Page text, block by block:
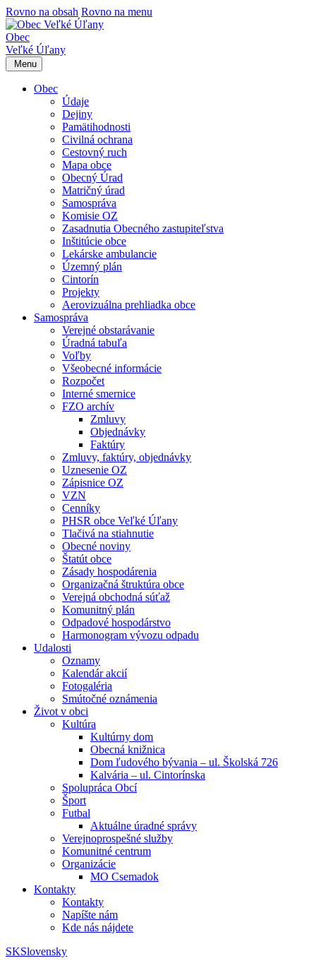
Rovno na obsah Rovno na menu
Obec
Veľké Úľany
Menu
Obec
Údaje
Dejiny
Pamätihodnosti
Civilná ochrana
Cestovný ruch
Mapa obce
Obecný Úrad
Matričný úrad
Samospráva
Komisie OZ
Zasadnutia Obecného zastupiteľstva
Inštitúcie obce
Lekárske ambulancie
Územný plán
Cintorín
Projekty
Aerovizuálna prehliadka obce
Samospráva
Verejné obstarávanie
Úradná tabuľa
Voľby
Všeobecné informácie
Rozpočet
Interné smernice
FZO archív
Zmluvy
Objednávky
Faktúry
Zmluvy, faktúry, objednávky
Uznesenie OZ
Zápisnice OZ
VZN
Cenníky
PHSR obce Veľké Úľany
Tlačivá na stiahnutie
Obecné noviny
Štatút obce
Zásady hospodárenia
Organizačná štruktúra obce
Verejná obchodná súťaž
Komunitný plán
Odpadové hospodárstvo
Harmonogram vývozu odpadu
Udalosti
Oznamy
Kalendár akcií
Fotogaléria
Smútočné oznámenia
Život v obci
Kultúra
Kultúrny dom
Obecná knižnica
Dom ľudového bývania – ul. Školská 726
Kalvária – ul. Cintorínska
Spolupráca Obcí
Šport
Futbal
Aktuálne úradné správy
Verejnoprospešné služby
Komunitné centrum
Organizácie
MO Csemadok
Kontakty
Kontakty
Napíšte nám
Kde nás nájdete
SKSlovensky